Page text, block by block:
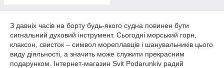
З давніх часів на борту будь-якого судна повинен бути
сигнальний духовий інструмент. Сьогодні морський горн,
клаксон, свисток – символ мореплавців і шанувальників цього
виду діяльності, а значить може служити прекрасним
подарунком. Інтернет-магазин Svit Podarunkiv радий